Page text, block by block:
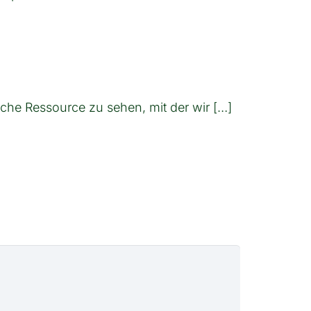
Ressource zu sehen, mit der wir […]